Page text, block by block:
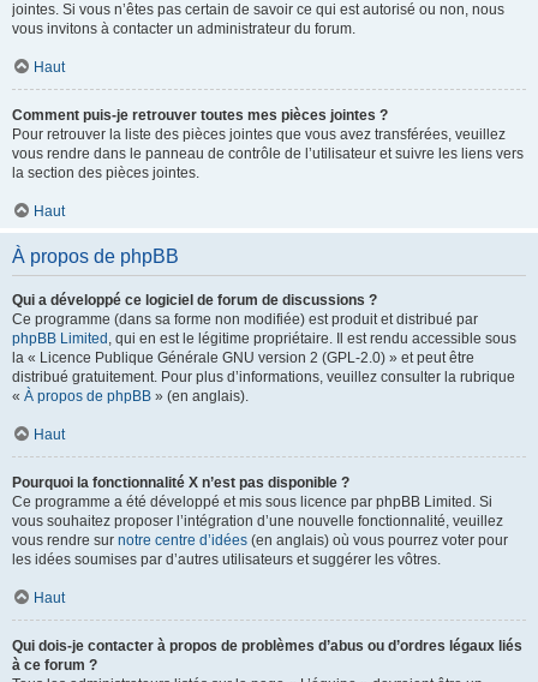
jointes. Si vous n’êtes pas certain de savoir ce qui est autorisé ou non, nous
vous invitons à contacter un administrateur du forum.
Haut
Comment puis-je retrouver toutes mes pièces jointes ?
Pour retrouver la liste des pièces jointes que vous avez transférées, veuillez
vous rendre dans le panneau de contrôle de l’utilisateur et suivre les liens vers
la section des pièces jointes.
Haut
À propos de phpBB
Qui a développé ce logiciel de forum de discussions ?
Ce programme (dans sa forme non modifiée) est produit et distribué par
phpBB Limited , qui en est le légitime propriétaire. Il est rendu accessible sous
la « Licence Publique Générale GNU version 2 (GPL-2.0) » et peut être
distribué gratuitement. Pour plus d’informations, veuillez consulter la rubrique
« À propos de phpBB » (en anglais).
Haut
Pourquoi la fonctionnalité X n’est pas disponible ?
Ce programme a été développé et mis sous licence par phpBB Limited. Si
vous souhaitez proposer l’intégration d’une nouvelle fonctionnalité, veuillez
vous rendre sur notre centre d’idées (en anglais) où vous pourrez voter pour
les idées soumises par d’autres utilisateurs et suggérer les vôtres.
Haut
Qui dois-je contacter à propos de problèmes d’abus ou d’ordres légaux liés
à ce forum ?